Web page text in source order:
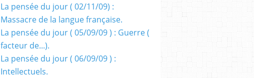
La pensée du jour ( 02/11/09) :
Massacre de la langue française.
La pensée du jour ( 05/09/09 ) : Guerre (
facteur de...).
La pensée du jour ( 06/09/09 ) :
Intellectuels.